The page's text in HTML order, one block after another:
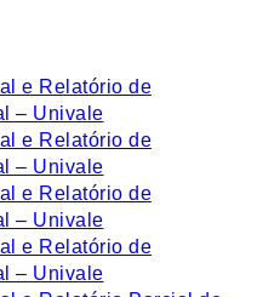
e Relatório de
– Univale
e Relatório de
– Univale
e Relatório de
– Univale
e Relatório de
– Univale